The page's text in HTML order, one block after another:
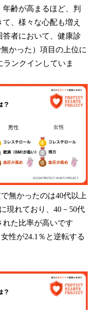
齢が高まるほど、判
、様々な心配も増え
者において、健康診
かった）項目の上位に
ランクインしていま
無かったのは40代以上
現れており、40－50代
た比率が高いです
性が24.1％と逆転する